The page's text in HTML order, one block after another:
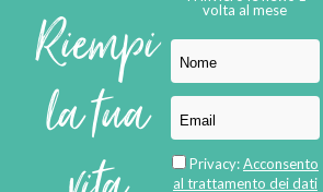
Riempi
la tua
volta al mese
Privacy:Acconsento
al trattamento dei dati